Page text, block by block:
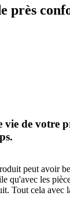
près
vie de votre
peut avoir
qu'avec les
Tout cela avec